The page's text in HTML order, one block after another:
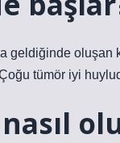
geldiğinde oluşan
tümör iyi